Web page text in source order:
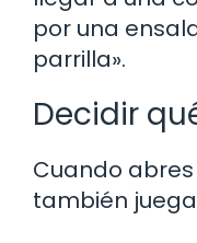
por una
parrilla».
Decidir
Cuando
también